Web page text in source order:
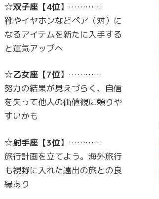
☆双子座 【4位】…………
靴やイヤホンなどペア（対）に
なるアイテムを新たに入手する
と運気アップへ
☆乙女座 【7位】…………
努力の結果が見えづらく、自信
を失って他人の価値観に頼りや
すいかも
☆射手座 【3位】…………
旅行計画を立てよう。海外旅行
も視野に入れた遠出の旅との良
縁あり